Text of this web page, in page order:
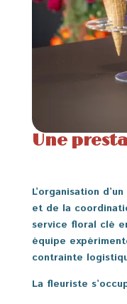
Une
L’organisation
et de la
service floral clé
équipe
contrainte
La fleuriste